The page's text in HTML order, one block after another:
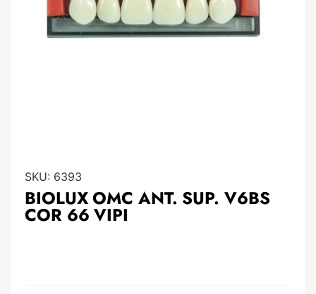
SKU: 6393
BIOLUX OMC ANT. SUP. V6BS
COR 66 VIPI